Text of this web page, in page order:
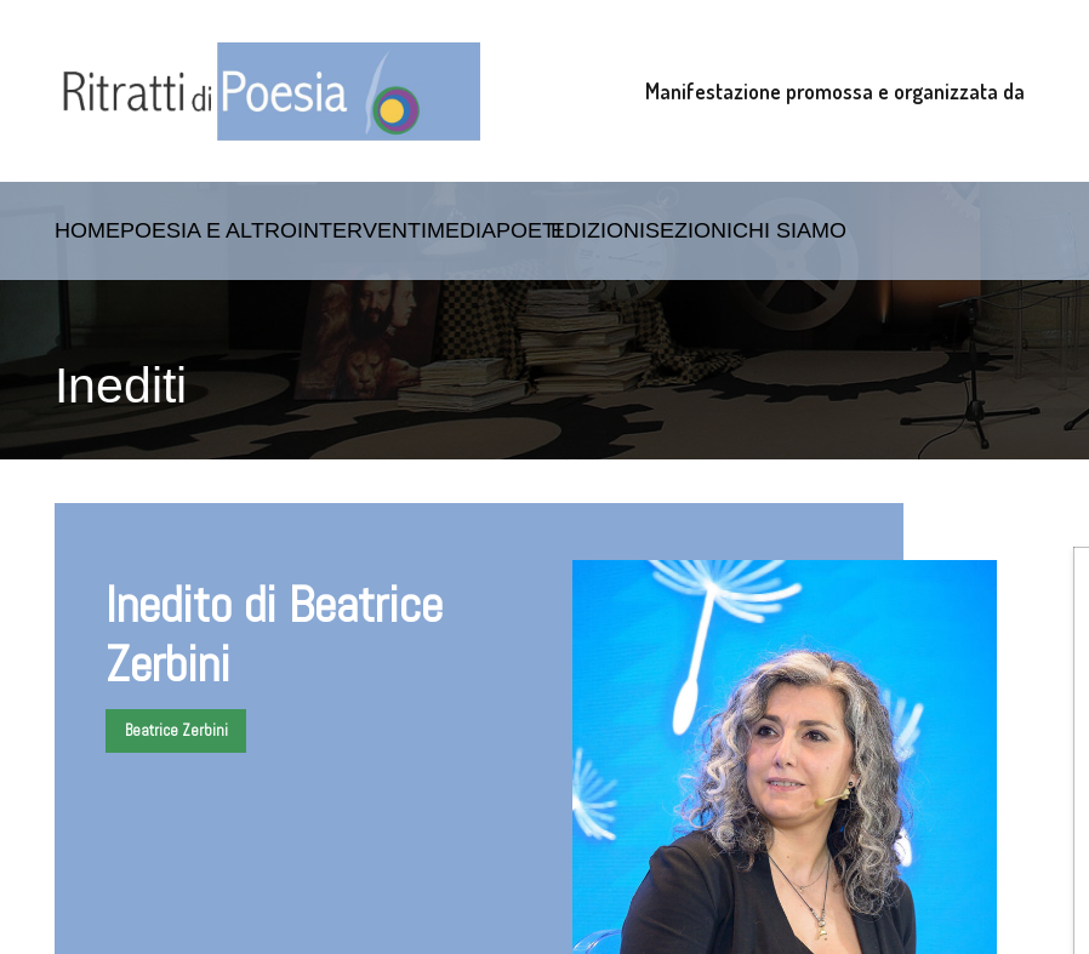
Manifestazione promossa e organizzata da
HOMEPOESIA E ALTROINTERVENTIMEDIAPOETIEDIZIONISEZIONICHI SIAMO
Inediti
Inedito di Beatrice
Zerbini
Beatrice Zerbini